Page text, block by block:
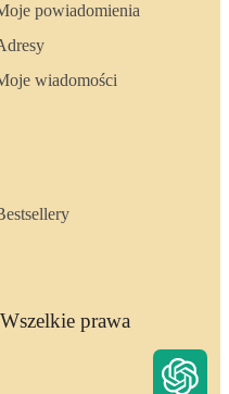
powiadomienia
wiadomości
prawa